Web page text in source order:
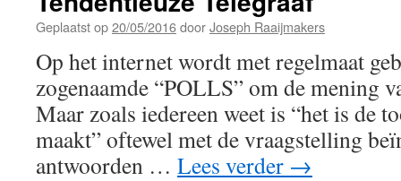
…
Geplaatst op20/05/2016doorJoseph Raaijmakers
Op het internet wordt met regelmaat
zogenaamde “POLLS” om de mening
Maar zoals iedereen weet is “het is de
maakt” oftewel met de vraagstelling
antwoorden … Lees verder →